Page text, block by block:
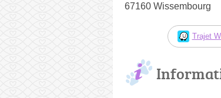
67160 Wissembourg
Trajet